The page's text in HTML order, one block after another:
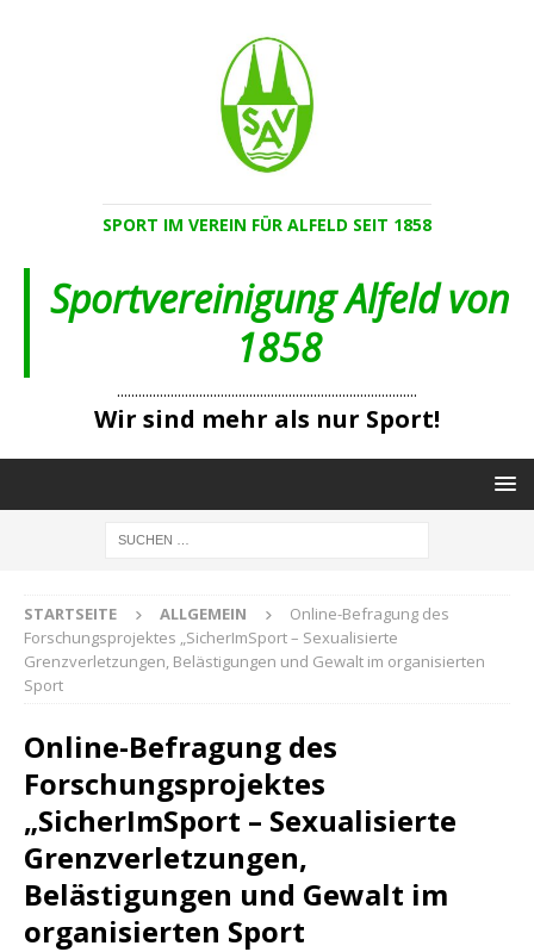
SPORT IM VEREIN FÜR ALFELD SEIT 1858
Sportvereinigung Alfeld von
1858
....................................................................................
Wir sind mehr als nur Sport!
STARTSEITE ALLGEMEIN
Online-Befragung des
Forschungsprojektes „SicherImSport – Sexualisierte
Grenzverletzungen, Belästigungen und Gewalt im organisierten
Sport
Online-Befragung des
Forschungsprojektes
„SicherImSport – Sexualisierte
Grenzverletzungen,
Belästigungen und Gewalt im
organisierten Sport